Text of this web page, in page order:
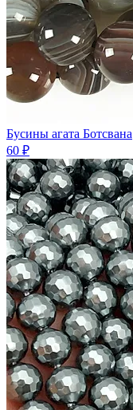
Бусины агата Ботсвана
60 ₽